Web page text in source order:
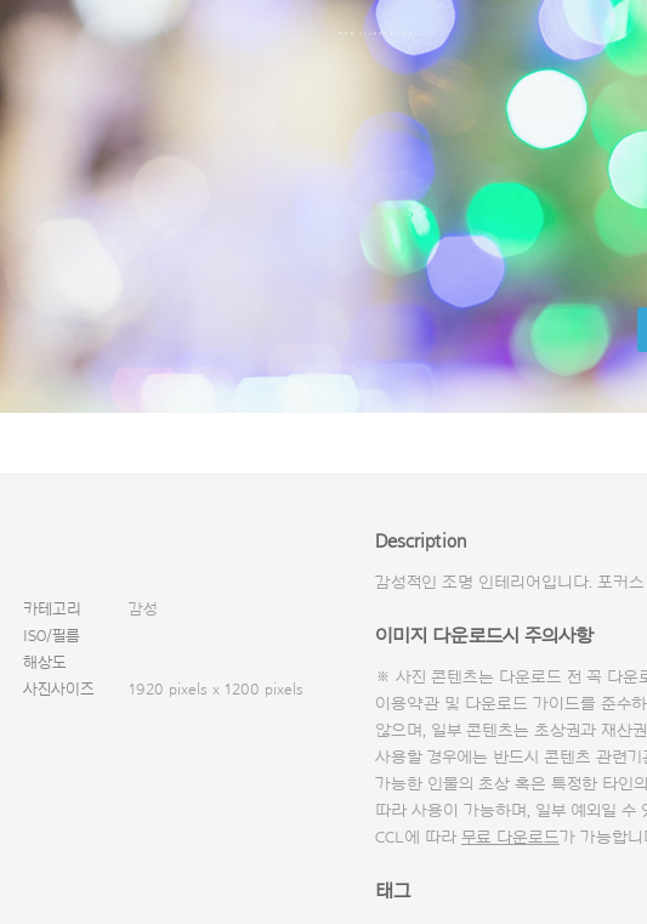
카테고리
감성
ISO/필름
해상도
사진사이즈 1920 pixels x 1200 pixels
Description
감성적인 조명 인테리어입니다. 포커
이미지 다운로드시 주의사항
※ 사진 콘텐츠는 다운로드 전 꼭 다운
이용약관 및 다운로드 가이드를 준수
않으며, 일부 콘텐츠는 초상권과 재산
사용할 경우에는 반드시 콘텐츠 관련
가능한 인물의 초상 혹은 특정한 타인
따라 사용이 가능하며, 일부 예외일
CCL에 따라 무료 다운로드 가 가능합니
태그